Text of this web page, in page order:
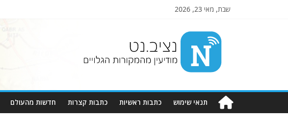
שבת, מאי 23, 2026
Nziv.net
מודיעין
מהמקורות
תנאי שימוש כתבות ראשיות כתבות קצרות חדשות מהעולם